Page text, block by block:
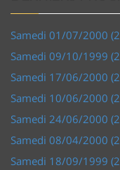
Samedi 01/07/2000
Samedi 09/10/1999
Samedi 17/06/2000
Samedi 10/06/2000
Samedi 24/06/2000
Samedi 08/04/2000
Samedi 18/09/1999